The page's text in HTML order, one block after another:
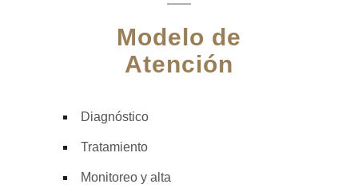
Modelo de
Atención
Diagnóstico
Tratamiento
Monitoreo y alta